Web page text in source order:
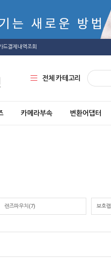
드결제내역조회
전체 카테고리
카메라부속 변환어댑터
렌즈파우치 (7) 보호랩